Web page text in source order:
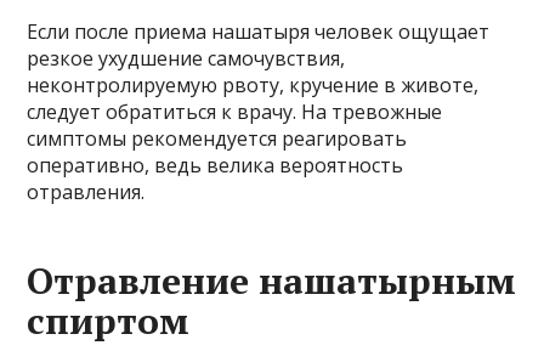
Если после приема нашатыря человек ощущает
резкое ухудшение самочувствия,
неконтролируемую рвоту, кручение в животе,
следует обратиться к врачу. На тревожные
симптомы рекомендуется реагировать
оперативно, ведь велика вероятность
отравления.
Отравление нашатырным
спиртом